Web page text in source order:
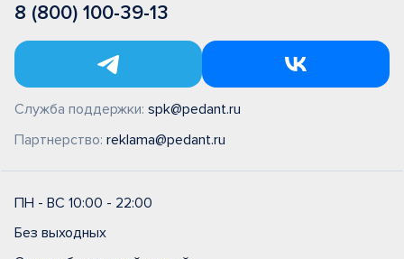
8 (800) 100-39-13
Служба поддержки: spk@pedant.ru
Партнерство: reklama@pedant.ru
ПН - ВС 10:00 - 22:00
Без выходных